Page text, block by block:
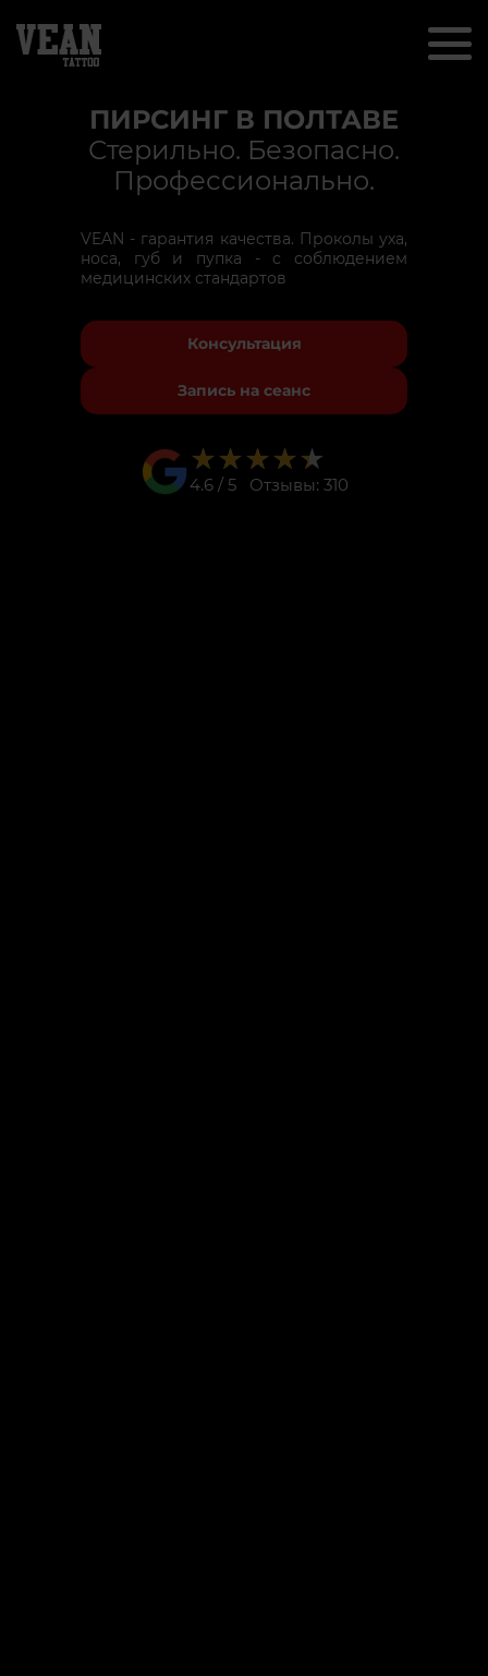
ПИРСИНГ В ПОЛТАВЕ
Стерильно. Безопасно.
Профессионально.
VEAN - гарантия качества. Проколы уха,
носа, губ и пупка - с соблюдением
медицинских стандартов
Консультация
Запись на сеанс
★★★★★
★★★★★
4.6 / 5 Отзывы: 310